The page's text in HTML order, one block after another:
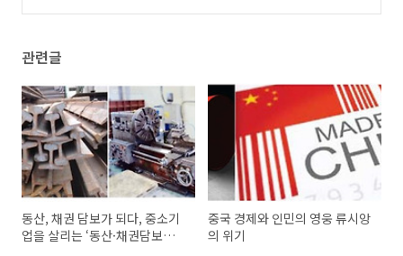
관련글
동산, 채권 담보가 되다, 중소기
업을 살리는 ‘동산·채권담보대
중국 경제와 인민의 영웅 류시앙
의 위기